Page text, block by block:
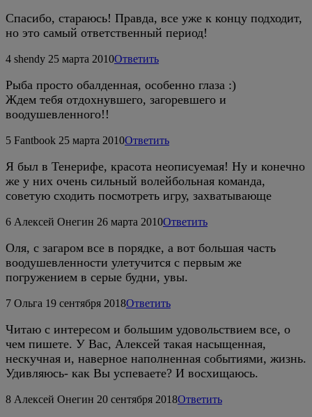
Спасибо, стараюсь! Правда, все уже к концу подходит,
но это самый ответственный период!
4 shendy 25 марта 2010Ответить
Рыба просто обалденная, особенно глаза :)
Ждем тебя отдохнувшего, загоревшего и
воодушевленного!!
5 Fantbook 25 марта 2010Ответить
Я был в Тенерифе, красота неописуемая! Ну и конечно
же у них очень сильный волейбольная команда,
советую сходить посмотреть игру, захватывающе
6 Алексей Онегин 26 марта 2010Ответить
Оля, с загаром все в порядке, а вот большая часть
воодушевленности улетучится с первым же
погружением в серые будни, увы.
7 Ольга 19 сентября 2018Ответить
Читаю с интересом и большим удовольствием все, о
чем пишете. У Вас, Алексей такая насыщенная,
нескучная и, наверное наполненная событиями, жизнь.
Удивляюсь- как Вы успеваете? И восхищаюсь.
8 Алексей Онегин 20 сентября 2018Ответить